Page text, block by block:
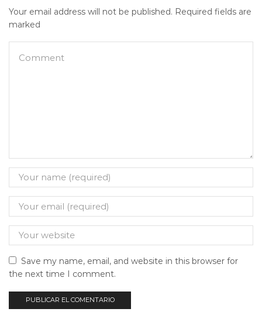
Your email address will not be published. Required fields are
marked
Save my name, email, and website in this browser for
the next time I comment.